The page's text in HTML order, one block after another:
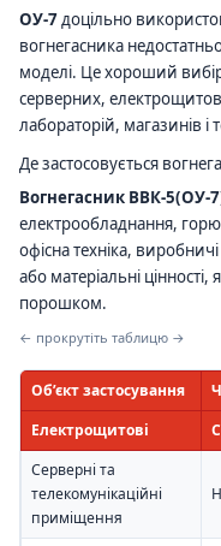
ОУ-7доцільно
вогнегасника
моделі. Це хороший
серверних,
лабораторій, магазинів
Де застосовується
Вогнегасник ВВК-5(ОУ-
електрообладнання,
офісна техніка,
або матеріальні
порошком.
← прокрутіть таблицю →
Об’єкт застосування
Електрощитові
Серверні та
телекомунікаційні
приміщення